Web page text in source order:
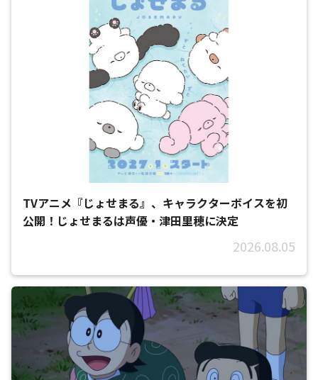
TVアニメ『じょせまる』、キャラクターボイスを初
公開！じょせまるは声優・津田里穂に決定
2026.08.05